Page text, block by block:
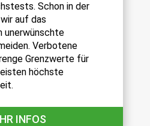
Schon in der
auf das
unerwünschte
Verbotene
Grenzwerte für
höchste
INFOS